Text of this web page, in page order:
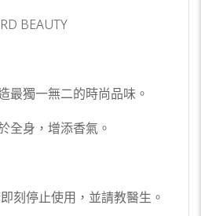
BEAUTY
最獨一無二的時尚品味。
全身，增添香氣。
刻停止使用，並請教醫生。